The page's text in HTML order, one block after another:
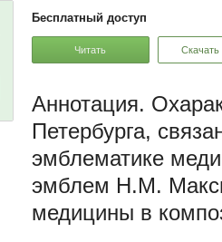
Бесплатный доступ
Читать Скачать
Петербурга,
эмблематике
эмблем Н.М.
медицины в